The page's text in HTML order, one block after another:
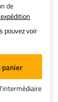
de
pouvez voir
panier